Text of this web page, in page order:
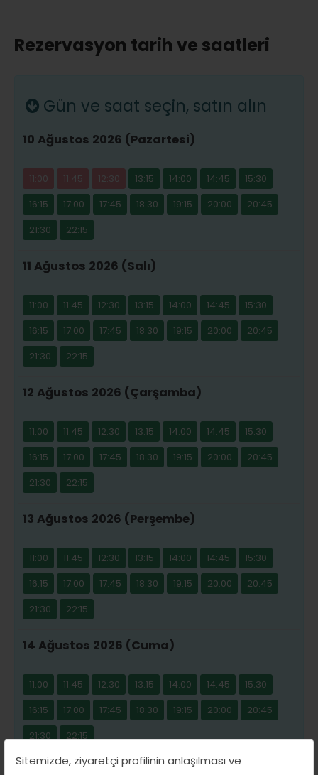
Sitemizde, ziyaretçi profilinin anlaşılması ve
Rezervasyon tarih ve saatleri
Gün ve saat seçin, satın alın
10 Ağustos 2026 (Pazartesi)
11:00 11:45 12:30 13:15 14:00 14:45
15:30
16:15
17:00 17:45 18:30 19:15 20:00
20:45
21:30
22:15
11 Ağustos 2026 (Salı)
11:00 11:45 12:30 13:15 14:00 14:45
15:30
16:15
17:00 17:45 18:30 19:15 20:00
20:45
21:30
22:15
12 Ağustos 2026 (Çarşamba)
11:00 11:45 12:30 13:15 14:00 14:45
15:30
16:15
17:00 17:45 18:30 19:15 20:00
20:45
21:30
22:15
13 Ağustos 2026 (Perşembe)
11:00 11:45 12:30 13:15 14:00 14:45
15:30
16:15
17:00 17:45 18:30 19:15 20:00
20:45
21:30
22:15
14 Ağustos 2026 (Cuma)
11:00 11:45 12:30 13:15 14:00 14:45
15:30
16:15
17:00 17:45 18:30 19:15 20:00
20:45
21:30
22:15